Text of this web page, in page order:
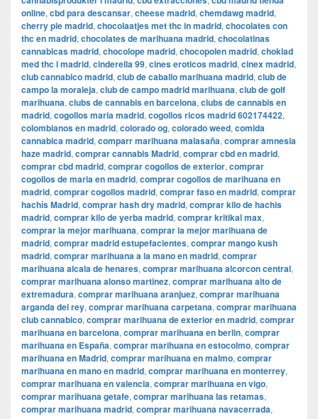
online, cbd para descansar, cheese madrid, chemdawg madrid,
cherry pie madrid, chocolaatjes met thc in madrid, chocolates con
thc en madrid, chocolates de marihuana madrid, chocolatinas
cannabicas madrid, chocolope madrid, chocopolen madrid, choklad
med thc i madrid, cinderella 99, cines eroticos madrid, cinex madrid,
club cannabico madrid, club de caballo marihuana madrid, club de
campo la moraleja, club de campo madrid marihuana, club de golf
marihuana, clubs de cannabis en barcelona, clubs de cannabis en
madrid, cogollos maria madrid, cogollos ricos madrid 602174422,
colombianos en madrid, colorado og, colorado weed, comida
cannabica madrid, comparr marihuana malasaña, comprar amnesia
haze madrid, comprar cannabis Madrid, comprar cbd en madrid,
comprar cbd madrid, comprar cogollos de exterior, comprar
cogollos de maria en madrid, comprar cogollos de marihuana en
madrid, comprar cogollos madrid, comprar faso en madrid, comprar
hachís Madrid, comprar hash dry madrid, comprar kilo de hachis
madrid, comprar kilo de yerba madrid, comprar kritikal max,
comprar la mejor marihuana, comprar la mejor marihuana de
madrid, comprar madrid estupefacientes, comprar mango kush
madrid, comprar marihuana a la mano en madrid, comprar
marihuana alcala de henares, comprar marihuana alcorcon central,
comprar marihuana alonso martinez, comprar marihuana alto de
extremadura, comprar marihuana aranjuez, comprar marihuana
arganda del rey, comprar marihuana carpetana, comprar marihuana
club cannabico, comprar marihuana de exterior en madrid, comprar
marihuana en barcelona, comprar marihuana en berlin, comprar
marihuana en España, comprar marihuana en estocolmo, comprar
marihuana en Madrid, comprar marihuana en malmo, comprar
marihuana en mano en madrid, comprar marihuana en monterrey,
comprar marihuana en valencia, comprar marihuana en vigo,
comprar marihuana getafe, comprar marihuana las retamas,
comprar marihuana madrid, comprar marihuana navacerrada,